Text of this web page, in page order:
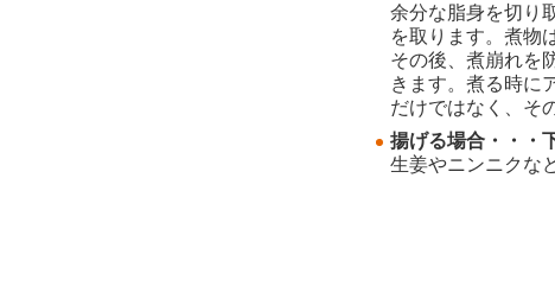
余分な脂身を切り
を取ります。煮物
その後、煮崩れを
きます。煮る時に
だけではなく、そ
揚げる場合・・・
生姜やニンニクな